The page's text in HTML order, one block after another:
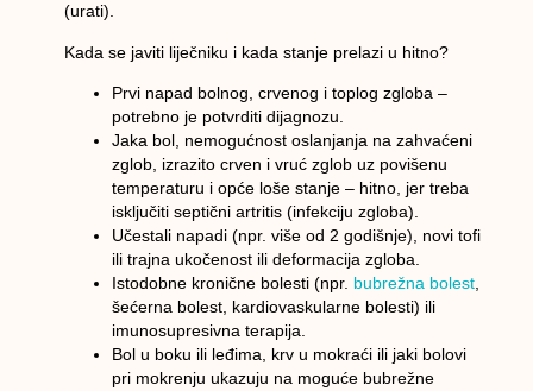
(urati).
Kada se javiti liječniku i kada stanje prelazi u hitno?
Prvi napad bolnog, crvenog i toplog zgloba –
potrebno je potvrditi dijagnozu.
Jaka bol, nemogućnost oslanjanja na zahvaćeni
zglob, izrazito crven i vruć zglob uz povišenu
temperaturu i opće loše stanje – hitno, jer treba
isključiti septični artritis(infekciju zgloba).
Učestali napadi(npr. više od 2 godišnje), novi tofi
ili trajna ukočenost ili deformacijazgloba.
Istodobne kronične bolesti(npr. bubrežna bolest,
šećerna bolest, kardiovaskularne bolesti) ili
imunosupresivna terapija.
Bol u boku ili leđima, krv u mokraćiili jaki bolovi
pri mokrenju ukazuju na moguće bubrežne